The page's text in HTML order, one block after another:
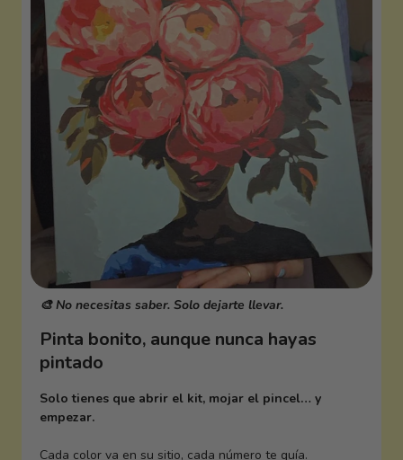
🎨 No necesitas saber. Solo dejarte llevar.
Pinta bonito, aunque nunca hayas
pintado
Solo tienes que abrir el kit, mojar el pincel… y
empezar.
Cada color va en su sitio, cada número te guía.